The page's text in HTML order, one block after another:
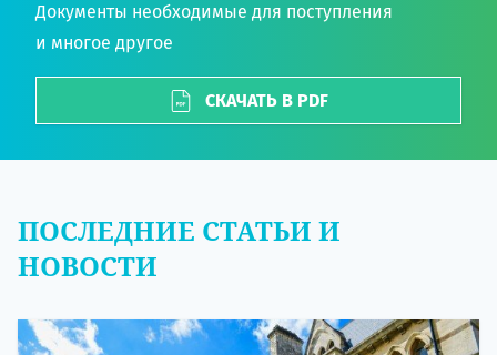
Документы необходимые для поступления
и многое другое
СКАЧАТЬ В PDF
ПОСЛЕДНИЕ СТАТЬИ И
НОВОСТИ